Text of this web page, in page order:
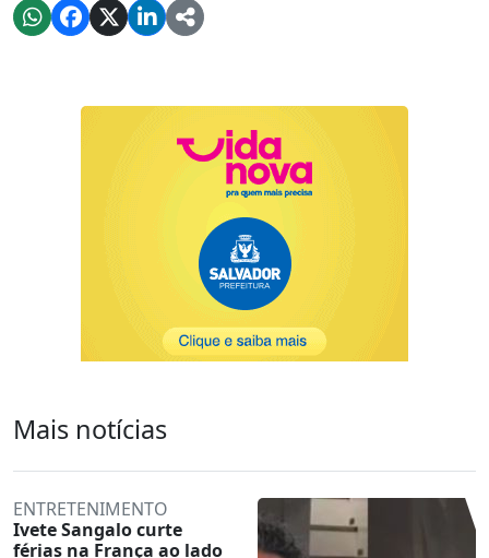
Mais notícias
ENTRETENIMENTO
Ivete Sangalo curte
férias na França ao lado